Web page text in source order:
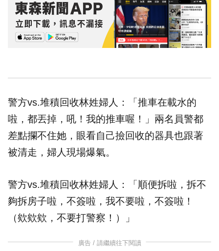
警方vs.堆積回收林姓婦人：「推車在載水的
啦，都丟掉，吼！我的推車喔！」兩名員警都
差點攔不住她，眼看自己撿回收的器具也跟著
被清走，婦人現場爆氣。
警方vs.堆積回收林姓婦人：「順便拆啦，拆不
夠拆房子啦，不簽啦，我不要啦，不簽啦！
（欸欸欸，不要打警察！）」
廣告 / 請繼續往下閱讀